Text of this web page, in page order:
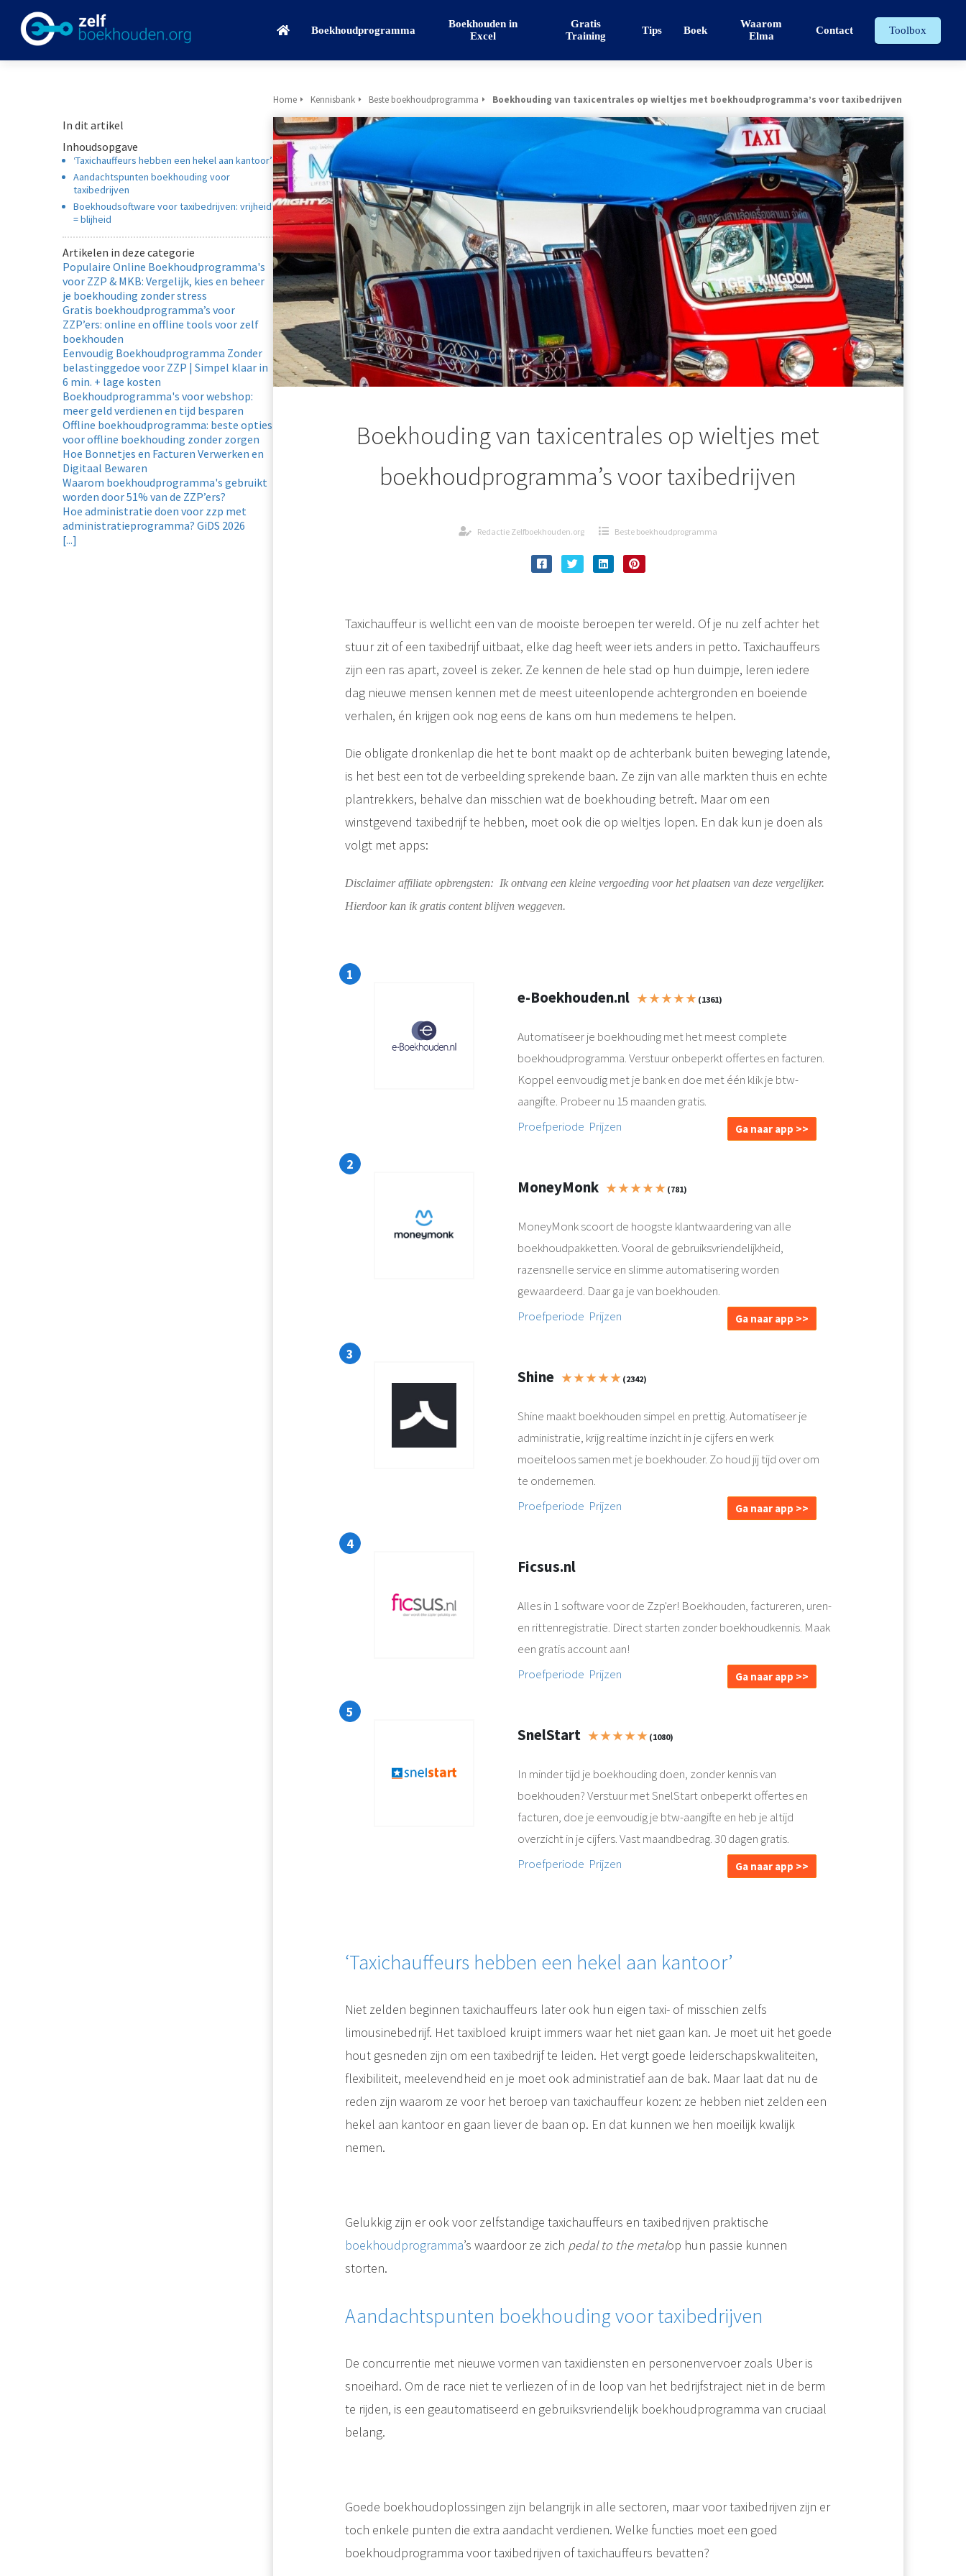
Boekhoudprogramma
Boekhouden in
Excel
Gratis
Training
Tips Boek
Waarom
Elma
Contact Toolbox
In dit artikel
Inhoudsopgave
‘Taxichauffeurs hebben een hekel aan kantoor’
Aandachtspunten boekhouding voor
taxibedrijven
Boekhoudsoftware voor taxibedrijven: vrijheid
= blijheid
Artikelen in deze categorie
Populaire Online Boekhoudprogramma's
voor ZZP & MKB: Vergelijk, kies en beheer
je boekhouding zonder stress
Gratis boekhoudprogramma’s voor
ZZP’ers: online en offline tools voor zelf
boekhouden
Eenvoudig Boekhoudprogramma Zonder
belastinggedoe voor ZZP | Simpel klaar in
6 min. + lage kosten
Boekhoudprogramma's voor webshop:
meer geld verdienen en tijd besparen
Offline boekhoudprogramma: beste opties
voor offline boekhouding zonder zorgen
Hoe Bonnetjes en Facturen Verwerken en
Digitaal Bewaren
Waarom boekhoudprogramma's gebruikt
worden door 51% van de ZZP’ers?
Hoe administratie doen voor zzp met
administratieprogramma? GiDS 2026
[...]
Home Kennisbank Beste boekhoudprogramma Boekhouding van taxicentrales op wieltjes met boekhoudprogramma’s voor taxibedrijven
Boekhouding van taxicentrales op wieltjes met
boekhoudprogramma’s voor taxibedrijven
Redactie Zelfboekhouden.org Beste boekhoudprogramma
Taxichauffeur is wellicht een van de mooiste beroepen ter wereld. Of je nu zelf achter het
stuur zit of een taxibedrijf uitbaat, elke dag heeft weer iets anders in petto. Taxichauffeurs
zijn een ras apart, zoveel is zeker. Ze kennen de hele stad op hun duimpje, leren iedere
dag nieuwe mensen kennen met de meest uiteenlopende achtergronden en boeiende
verhalen, én krijgen ook nog eens de kans om hun medemens te helpen.
Die obligate dronkenlap die het te bont maakt op de achterbank buiten beweging latende,
is het best een tot de verbeelding sprekende baan. Ze zijn van alle markten thuis en echte
plantrekkers, behalve dan misschien wat de boekhouding betreft. Maar om een
winstgevend taxibedrijf te hebben, moet ook die op wieltjes lopen. En dak kun je doen als
volgt met apps:
Disclaimer affiliate opbrengsten: Ik ontvang een kleine vergoeding voor het plaatsen van deze vergelijker.
Hierdoor kan ik gratis content blijven weggeven.
e-Boekhouden.nl ★ ★ ★ ★ ★ (1361)
Automatiseer je boekhouding met het meest complete
boekhoudprogramma. Verstuur onbeperkt offertes en facturen.
Koppel eenvoudig met je bank en doe met één klik je btw-
aangifte. Probeer nu 15 maanden gratis.
Proefperiode Prijzen Ga naar app >>
MoneyMonk ★ ★ ★ ★ ★ (781)
MoneyMonk scoort de hoogste klantwaardering van alle
boekhoudpakketten. Vooral de gebruiksvriendelijkheid,
razensnelle service en slimme automatisering worden
gewaardeerd. Daar ga je van boekhouden.
Proefperiode Prijzen Ga naar app >>
Shine ★ ★ ★ ★ ★ (2342)
Shine maakt boekhouden simpel en prettig. Automatiseer je
administratie, krijg realtime inzicht in je cijfers en werk
moeiteloos samen met je boekhouder. Zo houd jij tijd over om
te ondernemen.
Proefperiode Prijzen Ga naar app >>
Ficsus.nl
Alles in 1 software voor de Zzp'er! Boekhouden, factureren, uren-
en rittenregistratie. Direct starten zonder boekhoudkennis. Maak
een gratis account aan!
Proefperiode Prijzen Ga naar app >>
SnelStart ★ ★ ★ ★ ★ (1080)
In minder tijd je boekhouding doen, zonder kennis van
boekhouden? Verstuur met SnelStart onbeperkt offertes en
facturen, doe je eenvoudig je btw-aangifte en heb je altijd
overzicht in je cijfers. Vast maandbedrag. 30 dagen gratis.
Proefperiode Prijzen Ga naar app >>
‘Taxichauffeurs hebben een hekel aan kantoor’
Niet zelden beginnen taxichauffeurs later ook hun eigen taxi- of misschien zelfs
limousinebedrijf. Het taxibloed kruipt immers waar het niet gaan kan. Je moet uit het goede
hout gesneden zijn om een taxibedrijf te leiden. Het vergt goede leiderschapskwaliteiten,
flexibiliteit, meelevendheid en je moet ook administratief aan de bak. Maar laat dat nu de
reden zijn waarom ze voor het beroep van taxichauffeur kozen: ze hebben niet zelden een
hekel aan kantoor en gaan liever de baan op. En dat kunnen we hen moeilijk kwalijk
nemen.
Gelukkig zijn er ook voor zelfstandige taxichauffeurs en taxibedrijven praktische
boekhoudprogramma’s waardoor ze zich pedal to the metalop hun passie kunnen
storten.
Aandachtspunten boekhouding voor taxibedrijven
De concurrentie met nieuwe vormen van taxidiensten en personenvervoer zoals Uber is
snoeihard. Om de race niet te verliezen of in de loop van het bedrijfstraject niet in de berm
te rijden, is een geautomatiseerd en gebruiksvriendelijk boekhoudprogramma van cruciaal
belang.
Goede boekhoudoplossingen zijn belangrijk in alle sectoren, maar voor taxibedrijven zijn er
toch enkele punten die extra aandacht verdienen. Welke functies moet een goed
boekhoudprogramma voor taxibedrijven of taxichauffeurs bevatten?